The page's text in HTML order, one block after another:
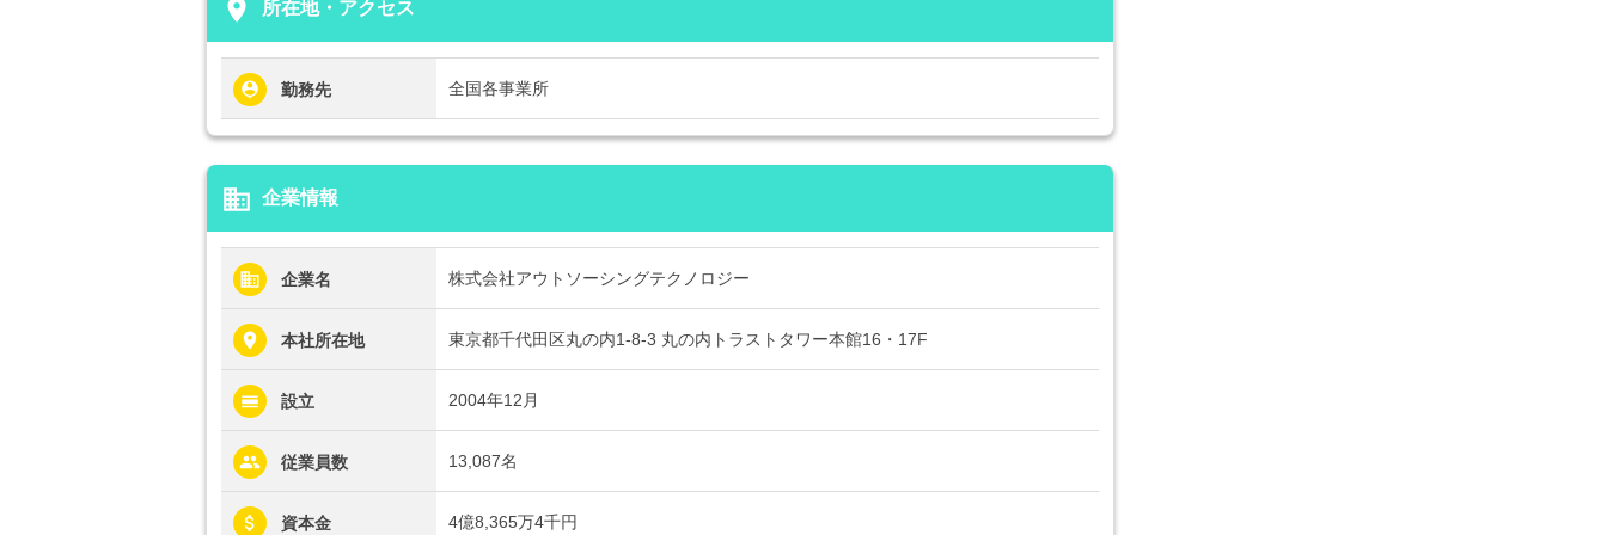
place 所在地・アクセス
勤務先 全国各事業所
business 企業情報
企業名 株式会社アウトソーシングテクノロジー
本社所在地 東京都千代田区丸の内1-8-3 丸の内トラストタワー本館16・17F
設立 2004年12月
従業員数 13,087名
資本金 4億8,365万4千円